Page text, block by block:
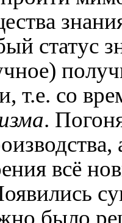
статус
т.е. со
.
всё